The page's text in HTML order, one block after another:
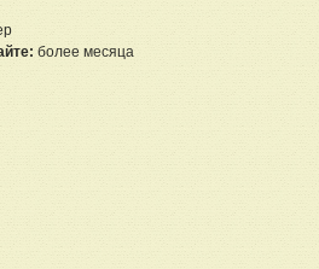
более месяца